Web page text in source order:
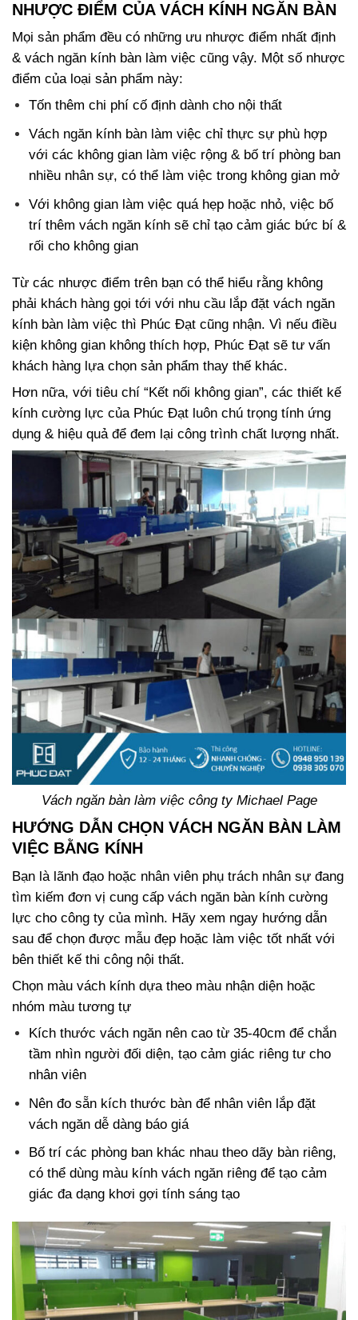
NHƯỢC ĐIỂM CỦA VÁCH KÍNH NGĂN BÀN
Mọi sản phẩm đều có những ưu nhược điểm nhất định
& vách ngăn kính bàn làm việc cũng vậy. Một số nhược
điểm của loại sản phẩm này:
Tốn thêm chi phí cố định dành cho nội thất
Vách ngăn kính bàn làm việc chỉ thực sự phù hợp
với các không gian làm việc rộng & bố trí phòng ban
nhiều nhân sự, có thể làm việc trong không gian mở
Với không gian làm việc quá hẹp hoặc nhỏ, việc bố
trí thêm vách ngăn kính sẽ chỉ tạo cảm giác bức bí &
rối cho không gian
Từ các nhược điểm trên bạn có thể hiểu rằng không
phải khách hàng gọi tới với nhu cầu lắp đặt vách ngăn
kính bàn làm việc thì Phúc Đạt cũng nhận. Vì nếu điều
kiện không gian không thích hợp, Phúc Đạt sẽ tư vấn
khách hàng lựa chọn sản phẩm thay thế khác.
Hơn nữa, với tiêu chí “Kết nối không gian”, các thiết kế
kính cường lực của Phúc Đạt luôn chú trọng tính ứng
dụng & hiệu quả để đem lại công trình chất lượng nhất.
Vách ngăn bàn làm việc công ty Michael Page
HƯỚNG DẪN CHỌN VÁCH NGĂN BÀN LÀM
VIỆC BẰNG KÍNH
Bạn là lãnh đạo hoặc nhân viên phụ trách nhân sự đang
tìm kiếm đơn vị cung cấp vách ngăn bàn kính cường
lực cho công ty của mình. Hãy xem ngay hướng dẫn
sau để chọn được mẫu đẹp hoặc làm việc tốt nhất với
bên thiết kế thi công nội thất.
Chọn màu vách kính dựa theo màu nhận diện hoặc
nhóm màu tương tự
Kích thước vách ngăn nên cao từ 35-40cm để chắn
tầm nhìn người đối diện, tạo cảm giác riêng tư cho
nhân viên
Nên đo sẵn kích thước bàn để nhân viên lắp đặt
vách ngăn dễ dàng báo giá
Bố trí các phòng ban khác nhau theo dãy bàn riêng,
có thể dùng màu kính vách ngăn riêng để tạo cảm
giác đa dạng khơi gợi tính sáng tạo